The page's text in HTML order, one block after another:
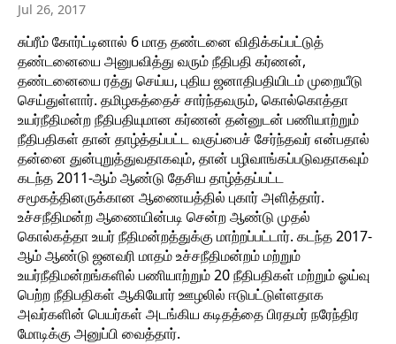
Jul 26, 2017
சுப்ரீம் கோர்ட்டினால் 6 மாத தண்டனை விதிக்கப்பட்டுத்
தண்டனையை அனுபவித்து வரும் நீதிபதி கர்ணன்,
தண்டனையை ரத்து செய்ய, புதிய ஜனாதிபதியிடம் முறையீடு
செய்துள்ளார். தமிழகத்தைச் சார்ந்தவரும், கொல்கொத்தா
உயர்நீதிமன்ற நீதிபதியுமான கர்ணன் தன்னுடன் பணியாற்றும்
நீதிபதிகள் தான் தாழ்த்தப்பட்ட வகுப்பைச் சேர்ந்தவர் என்பதால்
தன்னை துன்புறுத்துவதாகவும், தான் பழிவாங்கப்படுவதாகவும்
கடந்த 2011-ஆம் ஆண்டு தேசிய தாழ்த்தப்பட்ட
சமூகத்தினருக்கான ஆணையத்தில் புகார் அளித்தார்.
உச்சநீதிமன்ற ஆணையின்படி சென்ற ஆண்டு முதல்
கொல்கத்தா உயர் நீதிமன்றத்துக்கு மாற்றப்பட்டார். கடந்த 2017-
ஆம் ஆண்டு ஜனவரி மாதம் உச்சநீதிமன்றம் மற்றும்
உயர்நீதிமன்றங்களில் பணியாற்றும் 20 நீதிபதிகள் மற்றும் ஓய்வு
பெற்ற நீதிபதிகள் ஆகியோர் ஊழலில் ஈடுபட்டுள்ளதாக
அவர்களின் பெயர்கள் அடங்கிய கடிதத்தை பிரதமர் நரேந்திர
மோடிக்கு அனுப்பி வைத்தார்.